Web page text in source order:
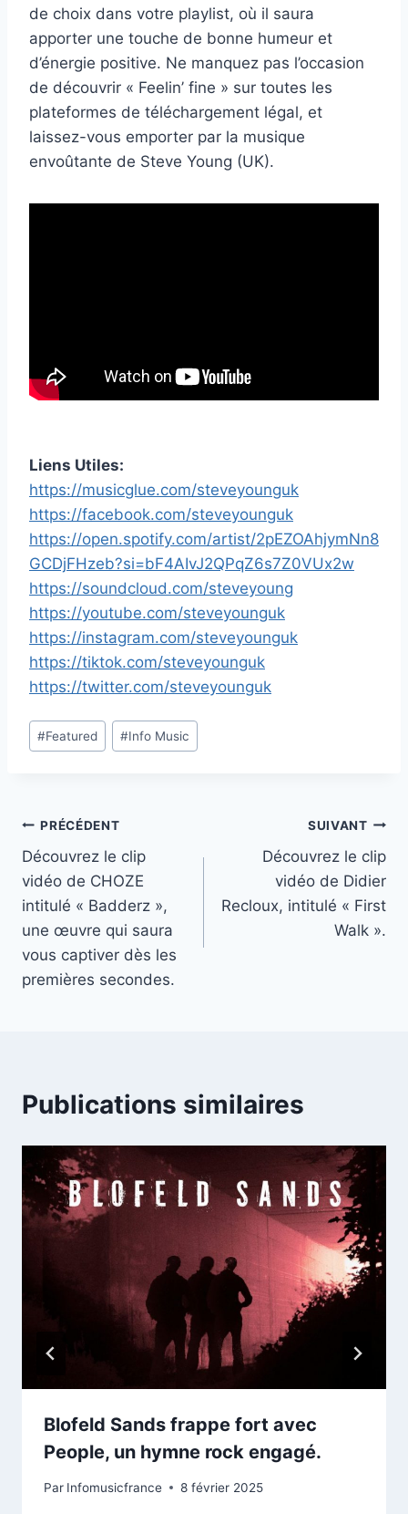
de choix dans votre playlist, où il saura
apporter une touche de bonne humeur et
d’énergie positive. Ne manquez pas l’occasion
de découvrir « Feelin’ fine » sur toutes les
plateformes de téléchargement légal, et
laissez-vous emporter par la musique
envoûtante de Steve Young (UK).
Liens Utiles:
https://musicglue.com/steveyounguk
https://facebook.com/steveyounguk
https://open.spotify.com/artist/2pEZOAhjymNn8
GCDjFHzeb?si=bF4AIvJ2QPqZ6s7Z0VUx2w
https://soundcloud.com/steveyoung
https://youtube.com/steveyounguk
https://instagram.com/steveyounguk
https://tiktok.com/steveyounguk
https://twitter.com/steveyounguk
Étiquettes
de
#Featured #Info Music
Navigation
de
l’article
PRÉCÉDENT
Découvrez le clip
vidéo de CHOZE
intitulé « Badderz »,
une œuvre qui saura
vous captiver dès les
premières secondes.
SUIVANT
Découvrez le clip
vidéo de Didier
Recloux, intitulé « First
Walk ».
Publications similaires
Blofeld Sands frappe fort avec
People, un hymne rock engagé.
Par Infomusicfrance 8 février 2025